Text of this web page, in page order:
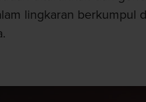
lingkaran berkumpul